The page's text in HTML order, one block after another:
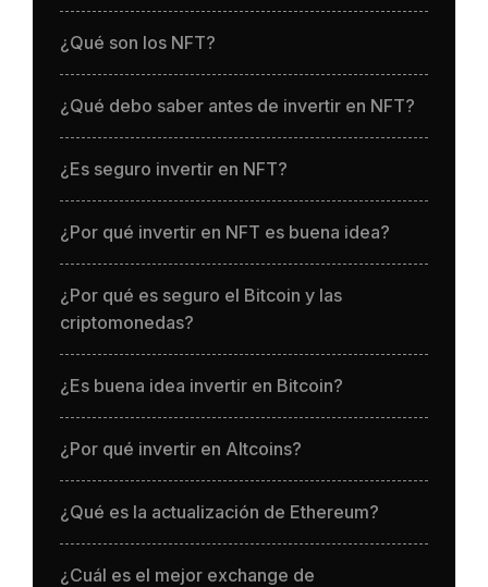
¿Qué son los NFT?
¿Qué debo saber antes de invertir en NFT?
¿Es seguro invertir en NFT?
¿Por qué invertir en NFT es buena idea?
¿Por qué es seguro el Bitcoin y las
criptomonedas?
¿Es buena idea invertir en Bitcoin?
¿Por qué invertir en Altcoins?
¿Qué es la actualización de Ethereum?
¿Cuál es el mejor exchange de